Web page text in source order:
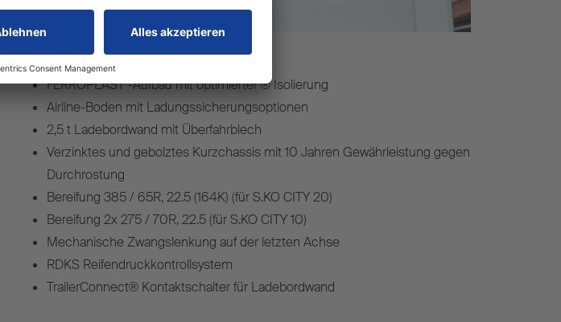
Ausstattungshighlights
FERROPLAST -Aufbau mit optimierter ® Isolierung
Airline-Boden mit Ladungssicherungsoptionen
2,5 t Ladebordwand mit Überfahrblech
Verzinktes und gebolztes Kurzchassis mit 10 Jahren Gewährleistung gegen
Durchrostung
Bereifung 385 / 65R, 22.5 (164K) (für S.KO CITY 20)
Bereifung 2x 275 / 70R, 22.5 (für S.KO CITY 10)
Mechanische Zwangslenkung auf der letzten Achse
RDKS Reifendruckkontrollsystem
TrailerConnect® Kontaktschalter für Ladebordwand